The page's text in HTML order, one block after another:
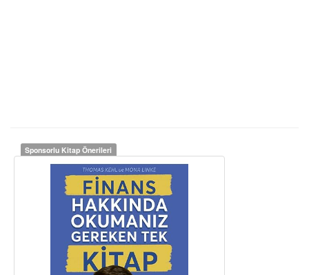
Sponsorlu Kitap Önerileri